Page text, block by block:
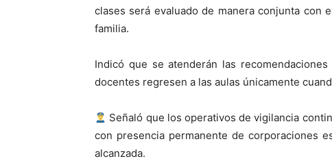
clases será evaluado de manera conjunta con
familia.
Indicó que se atenderán las
docentes regresen a las aulas únicamente
Señaló que los operativos de vigilancia
con presencia permanente de corporaciones
alcanzada.